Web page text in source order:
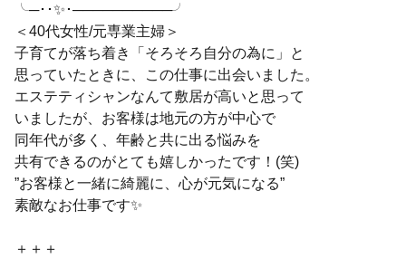
╰─･･✨･──────────╯
＜40代女性/元専業主婦＞
子育てが落ち着き「そろそろ自分の為に」と
思っていたときに、この仕事に出会いました。
エステティシャンなんて敷居が高いと思って
いましたが、お客様は地元の方が中心で
同年代が多く、年齢と共に出る悩みを
共有できるのがとても嬉しかったです！(笑)
”お客様と一緒に綺麗に、心が元気になる”
素敵なお仕事です✨
＋＋＋